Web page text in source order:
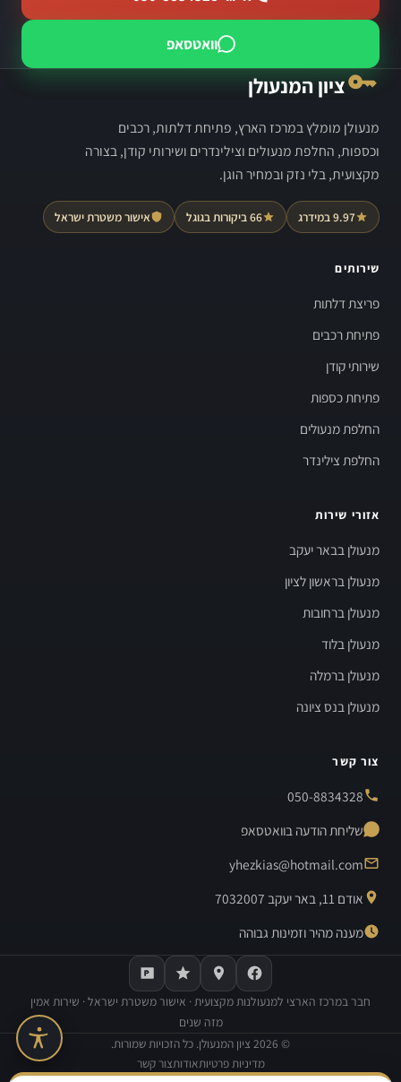
וואטסאפ
ציון המנעולן
מנעולן מומלץ במרכז הארץ, פתיחת דלתות, רכבים
וכספות, החלפת מנעולים וצילינדרים ושירותי קודן, בצורה
מקצועית, בלי נזק ובמחיר הוגן.
9.97 במידרג 66 ביקורות בגוגל אישור משטרת ישראל
שירותים
פריצת דלתות
פתיחת רכבים
שירותי קודן
פתיחת כספות
החלפת מנעולים
החלפת צילינדר
אזורי שירות
מנעולן בבאר יעקב
מנעולן בראשון לציון
מנעולן ברחובות
מנעולן בלוד
מנעולן ברמלה
מנעולן בנס ציונה
צור קשר
050-8834328
שליחת הודעה בוואטסאפ
yhezkias@hotmail.com
אודם 11, באר יעקב 7032007
מענה מהיר וזמינות גבוהה
חבר במרכז הארצי למנעולנות מקצועית · אישור משטרת ישראל · שירות אמין
מזה שנים
©
2026 ציון המנעולן. כל הזכויות שמורות.
מדיניות פרטיותאודותצור קשר